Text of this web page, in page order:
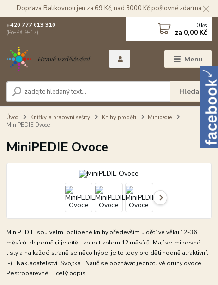
Doprava Balíkovnou jen za 69 Kč, nad 3000 Kč poštovné zdarma
Menu
Hledat
+420 777 613 310
(Po-Pá 9-17)
0 ks
za 0,00 Kč
Úvod Knížky a pracovní sešity Knihy pro děti
Minipedie
MiniPEDIE Ovoce
MiniPEDIE Ovoce
MiniPEDIE jsou velmi oblíbené knihy především u dětí ve věku 12-36
měsíců, doporučuji je dítěti koupit kolem 12 měsíců. Mají velmi pevné
listy a na každé straně se něco hýbe, je to tedy pro děti hodně atraktivní.
:-) Nakladatelství: Svojtka Nauč se poznávat jednotlivé druhy ovoce.
Pestrobarevné ... celý popis